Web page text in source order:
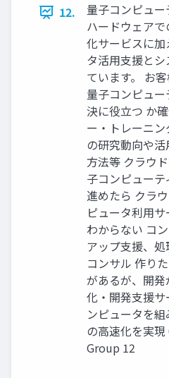
12.
量子コンピュ
ハードウェア
化サービスに
タ活用支援と
ています。 お
量子コンピュ
決に役立つ か
ー・トレーニ
の研究動向や
方法等 クラウ
子コンピュー
進めたら クラ
ピュータ利用
わからない コ
アップ支援、
コンサル 作り
があるが、開
化・開発支援
ンピュータを
の高速化を実
Group 12